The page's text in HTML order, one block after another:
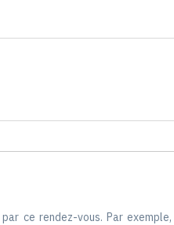
ce rendez-vous. Par